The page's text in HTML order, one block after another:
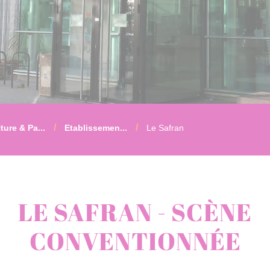
& Pa... Etablissemen... Le Safran
LE SAFRAN - SCÈNE
CONVENTIONNÉE